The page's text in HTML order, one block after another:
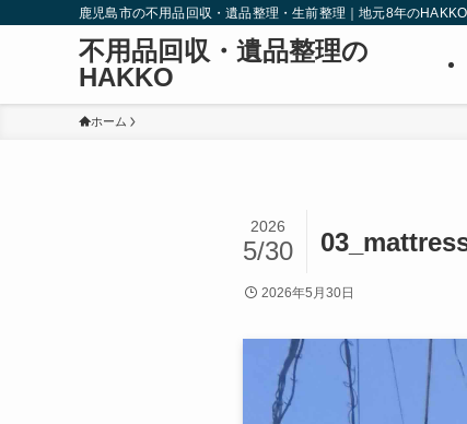
鹿児島市の不用品回収・遺品整理・生前整理｜地元8年のHAKKO
不用品回収・遺品整理の
HAKKO
ホーム
2026
5/30
2026年5月30日